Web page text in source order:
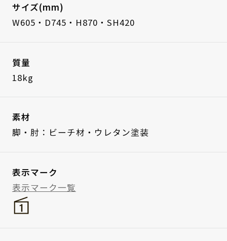
サイズ(mm)
W605・D745・H870・SH420
質量
18kg
素材
脚・肘：ビーチ材・ウレタン塗装
表示マーク
表示マーク一覧